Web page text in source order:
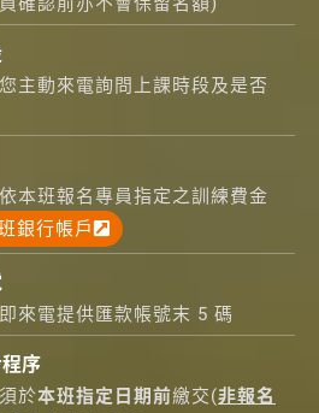
主動來電詢問上課時段及是否
本班報名專員指定之訓練費金
銀行帳戶
來電提供匯款帳號末 5 碼
序
於本班指定日期前繳交(非報名